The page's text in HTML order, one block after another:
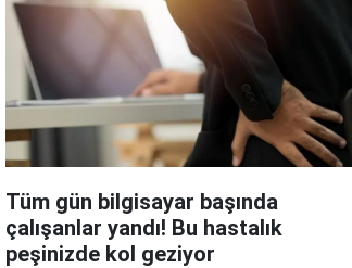
Tüm gün bilgisayar başında
çalışanlar yandı! Bu hastalık
peşinizde kol geziyor